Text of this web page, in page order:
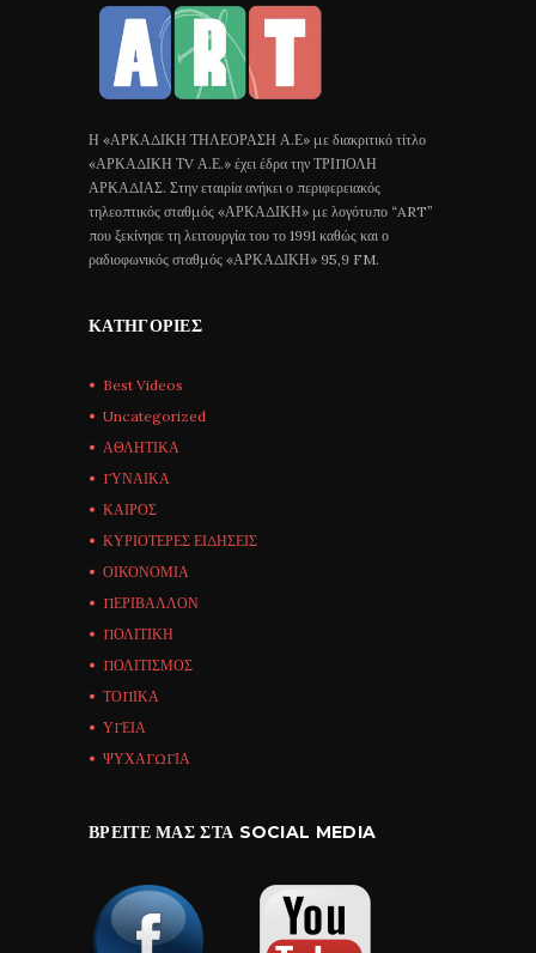
Η «ΑΡΚΑΔΙΚΗ ΤΗΛΕΟΡΑΣΗ Α.Ε» με διακριτικό τίτλο
«ΑΡΚΑΔΙΚΗ ΤV Α.Ε.» έχει έδρα την ΤΡΙΠΟΛΗ
ΑΡΚΑΔΙΑΣ. Στην εταιρία ανήκει ο περιφερειακός
τηλεοπτικός σταθμός «ΑΡΚΑΔΙΚΗ» με λογότυπο “ART”
που ξεκίνησε τη λειτουργία του το 1991 καθώς και ο
ραδιοφωνικός σταθμός «ΑΡΚΑΔΙΚΗ» 95,9 FM.
ΚΑΤΗΓΟΡΊΕΣ
Best Videos
Uncategorized
ΑΘΛΗΤΙΚΑ
ΓΥΝΑΙΚΑ
ΚΑΙΡΟΣ
ΚΥΡΙΟΤΕΡΕΣ ΕΙΔΗΣΕΙΣ
ΟΙΚΟΝΟΜΙΑ
ΠΕΡΙΒΑΛΛΟΝ
ΠΟΛΙΤΙΚΗ
ΠΟΛΙΤΙΣΜΟΣ
ΤΟΠΙΚΑ
ΥΓΕΙΑ
ΨΥΧΑΓΩΓΙΑ
ΒΡΕΊΤΕ ΜΑΣ ΣΤΑ SOCIAL MEDIA